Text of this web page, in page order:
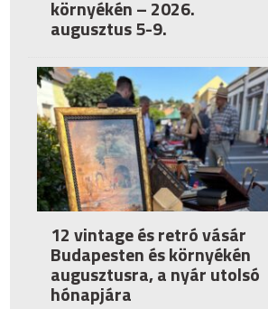
környékén – 2026.
augusztus 5-9.
12 vintage és retró vásár
Budapesten és környékén
augusztusra, a nyár utolsó
hónapjára